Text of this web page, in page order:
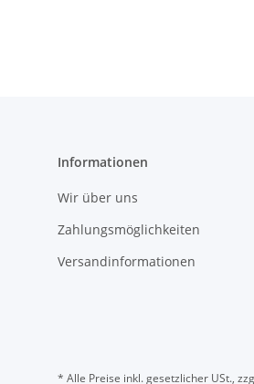
Informationen
Wir über uns
Zahlungsmöglichkeiten
Versandinformationen
* Alle Preise inkl. gesetzlicher USt.,